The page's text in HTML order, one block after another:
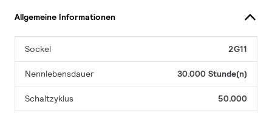
Allgemeine Informationen
Sockel 2G11
Nennlebensdauer 30.000 Stunde(n)
Schaltzyklus 50.000